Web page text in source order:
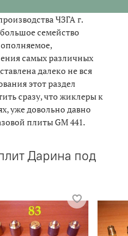
ЧЗГА г.
семейство
самых различных
далеко не вся
этот раздел
сразу, что жиклеры к
уже довольно давно
плиты GM 441.
Дарина под